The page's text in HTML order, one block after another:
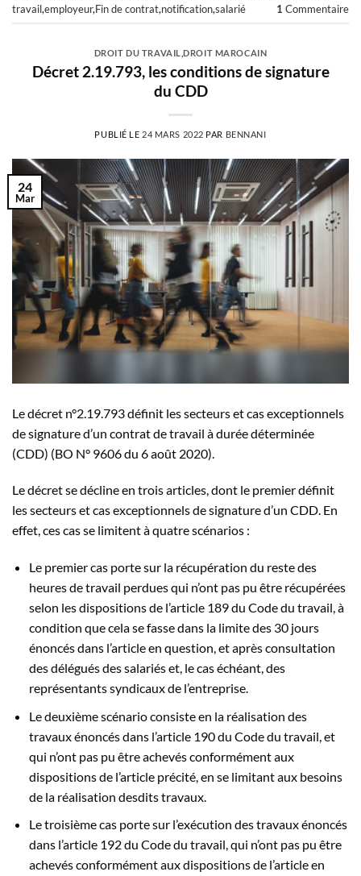
travail,employeur,Fin de contrat,notification,salarié 1 Commentaire
DROIT DU TRAVAIL ,DROIT MAROCAIN
Décret 2.19.793, les conditions de signature
du CDD
PUBLIÉ LE 24 MARS 2022 PAR BENNANI
24
Mar
Le décret n°2.19.793 définit les secteurs et cas exceptionnels
de signature d’un contrat de travail à durée déterminée
(CDD) (BO N° 9606 du 6 août 2020).
Le décret se décline en trois articles, dont le premier définit
les secteurs et cas exceptionnels de signature d’un CDD. En
effet, ces cas se limitent à quatre scénarios :
Le premier cas porte sur la récupération du reste des
heures de travail perdues qui n’ont pas pu être récupérées
selon les dispositions de l’article 189 du Code du travail, à
condition que cela se fasse dans la limite des 30 jours
énoncés dans l’article en question, et après consultation
des délégués des salariés et, le cas échéant, des
représentants syndicaux de l’entreprise.
Le deuxième scénario consiste en la réalisation des
travaux énoncés dans l’article 190 du Code du travail, et
qui n’ont pas pu être achevés conformément aux
dispositions de l’article précité, en se limitant aux besoins
de la réalisation desdits travaux.
Le troisième cas porte sur l’exécution des travaux énoncés
dans l’article 192 du Code du travail, qui n’ont pas pu être
achevés conformément aux dispositions de l’article en